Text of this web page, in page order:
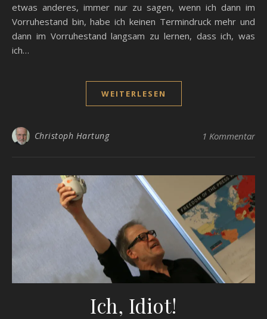
etwas anderes, immer nur zu sagen, wenn ich dann im
Vorruhestand bin, habe ich keinen Termindruck mehr und
dann im Vorruhestand langsam zu lernen, dass ich, was
ich…
WEITERLESEN
Christoph Hartung 1 Kommentar
Ich, Idiot!